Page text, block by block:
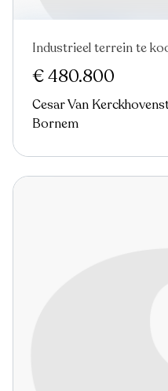
Virtual tour
Industrieel terrein te
€ 480.800
Cesar Van
Bornem